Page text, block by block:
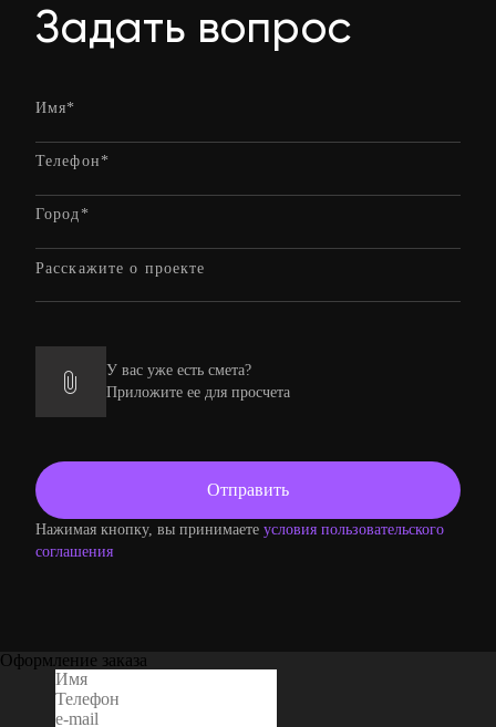
Задать вопрос
У вас уже есть смета?
Приложите ее для просчета
Нажимая кнопку, вы принимаете условия пользовательского
соглашения
Оформление заказа